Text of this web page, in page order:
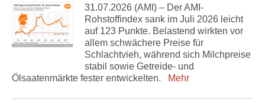
31.07.2026 (AMI) – Der AMI-
Rohstoffindex sank im Juli 2026 leicht
auf 123 Punkte. Belastend wirkten vor
allem schwächere Preise für
Schlachtvieh, während sich Milchpreise
stabil sowie Getreide- und
Ölsaatenmärkte fester entwickelten.
Mehr